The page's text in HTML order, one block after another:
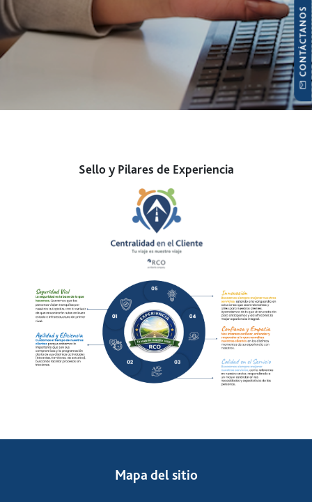
Sello y Pilares de Experiencia
CONTÁCTANOS
Mapa del sitio